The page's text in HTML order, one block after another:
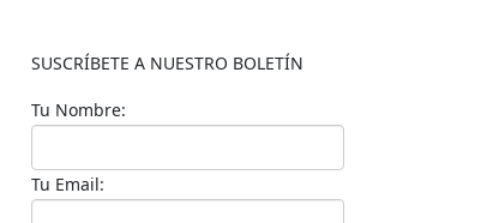
SUSCRÍBETE A NUESTRO BOLETÍN
Tu Nombre:
Tu Email: